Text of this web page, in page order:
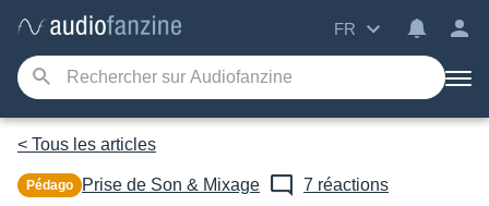
FR
< Tous les articles
Pédago Prise de Son & Mixage 7 réactions